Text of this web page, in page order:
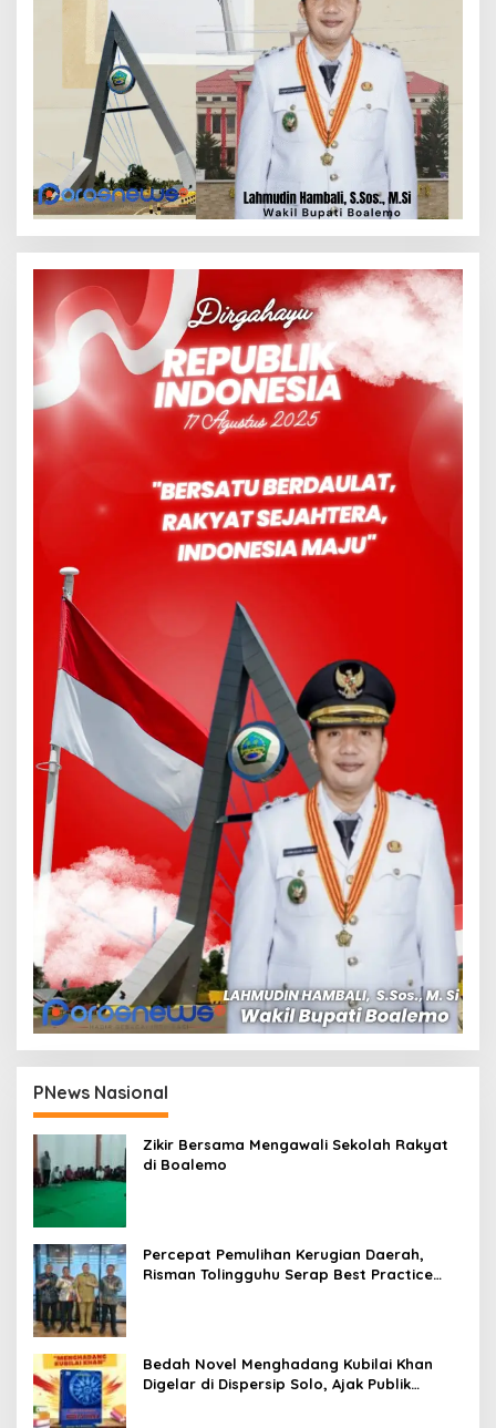
PNews Nasional
Zikir Bersama Mengawali Sekolah Rakyat
di Boalemo
Percepat Pemulihan Kerugian Daerah,
Risman Tolingguhu Serap Best Practice
Bedah Novel Menghadang Kubilai Khan
Digelar di Dispersip Solo, Ajak Publik